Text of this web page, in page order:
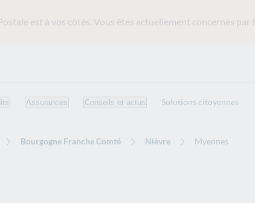
est à vos côtés. Vous êtes actuellement concernés par
Assurances Conseils et actus Solutions citoyennes
Bourgogne Franche Comté Nièvre Myennes